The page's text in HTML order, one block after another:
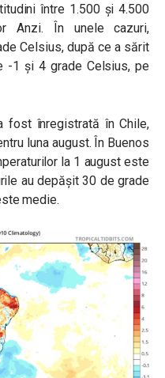
între 1.500 şi 4.500
Anzi. În unele cazuri,
Celsius, după ce a sărit
-1 şi 4 grade Celsius, pe
fost înregistrată în Chile,
luna august. În Buenos
la 1 august este
au depășit 30 de grade
medie.